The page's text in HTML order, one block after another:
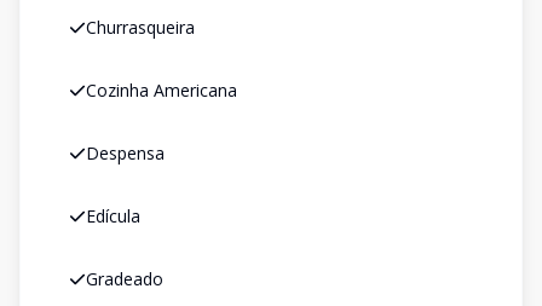
Churrasqueira
Cozinha Americana
Despensa
Edícula
Gradeado